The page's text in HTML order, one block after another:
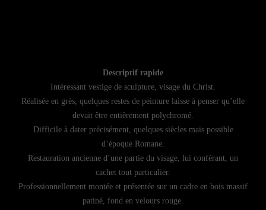
Descriptif rapide
Intéressant vestige de sculpture, visage du Christ.
Réalisée en grès, quelques restes de peinture laisse à penser qu’elle
devait être entièrement polychromé.
Difficile à dater précisément, quelques siècles mais possible
d’époque Romane.
Restauration ancienne d’une partie du visage, lui conférant, un
cachet tout particulier.
Professionnellement montée et présentée sur un cadre en bois massif
patiné, fond en velours rouge.